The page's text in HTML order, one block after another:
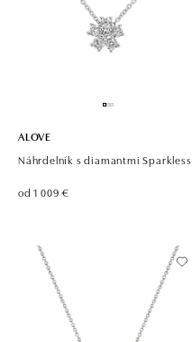
ALOVE
Náhrdelník s diamantmi Sparkless
od 1 009 €